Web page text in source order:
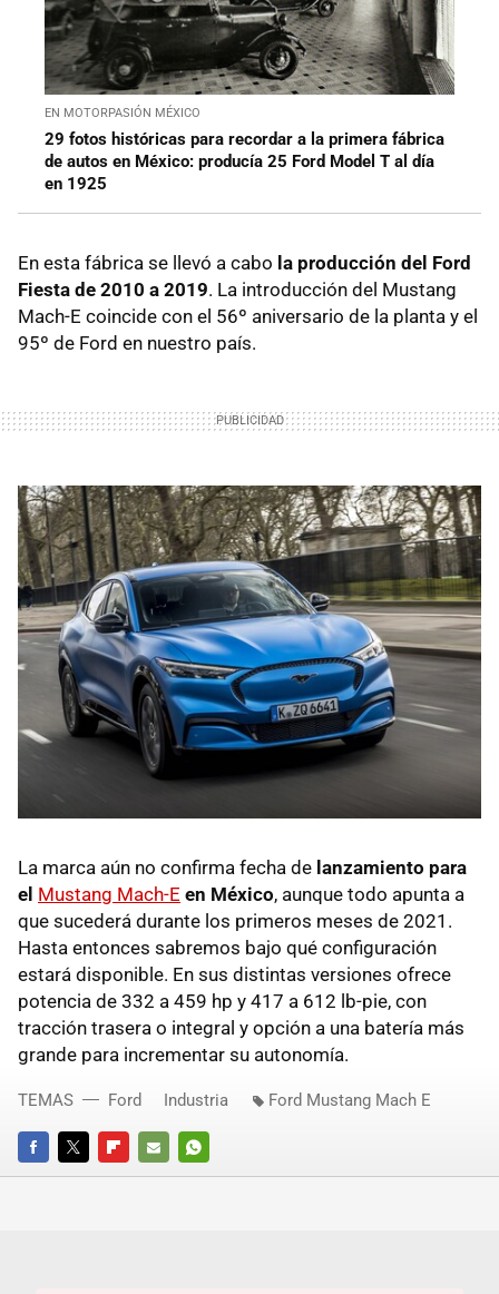
EN MOTORPASIÓN MÉXICO
29 fotos históricas para recordar a la primera fábrica
de autos en México: producía 25 Ford Model T al día
en 1925
En esta fábrica se llevó a cabo la producción del Ford
Fiesta de 2010 a 2019. La introducción del Mustang
Mach-E coincide con el 56º aniversario de la planta y el
95º de Ford en nuestro país.
La marca aún no confirma fecha de lanzamiento para
el Mustang Mach-E en México, aunque todo apunta a
que sucederá durante los primeros meses de 2021.
Hasta entonces sabremos bajo qué configuración
estará disponible. En sus distintas versiones ofrece
potencia de 332 a 459 hp y 417 a 612 lb-pie, con
tracción trasera o integral y opción a una batería más
grande para incrementar su autonomía.
FACEBOOKTWITTERFLIPBOARD
E-
WHATSAPP
TEMAS Ford Industria Ford Mustang Mach E